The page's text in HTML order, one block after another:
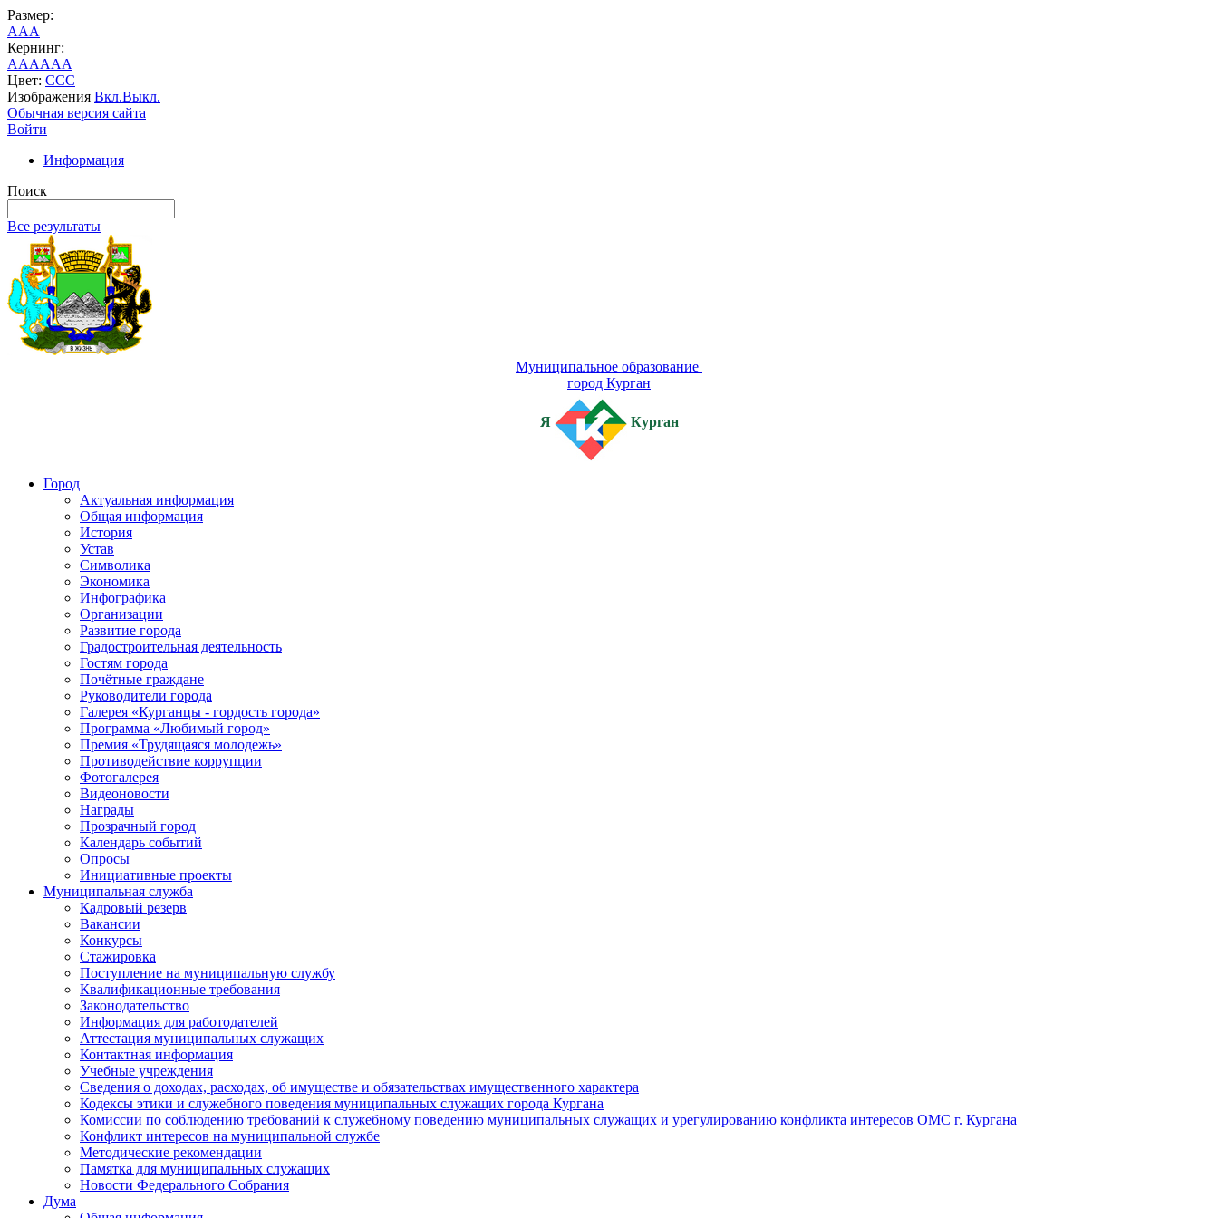
Размер:
AAA
Кернинг:
AAAAAA
Цвет: CCC
Изображения Вкл.Выкл.
Обычная версия сайта
Войти
Информация
Поиск
Все результаты
Муниципальное образование
город Курган
Я Курган
Город
Актуальная информация
Общая информация
История
Устав
Символика
Экономика
Инфографика
Организации
Развитие города
Градостроительная деятельность
Гостям города
Почётные граждане
Руководители города
Галерея «Курганцы - гордость города»
Программа «Любимый город»
Премия «Трудящаяся молодежь»
Противодействие коррупции
Фотогалерея
Видеоновости
Награды
Прозрачный город
Календарь событий
Опросы
Инициативные проекты
Муниципальная служба
Кадровый резерв
Вакансии
Конкурсы
Стажировка
Поступление на муниципальную службу
Квалификационные требования
Законодательство
Информация для работодателей
Аттестация муниципальных служащих
Контактная информация
Учебные учреждения
Сведения о доходах, расходах, об имуществе и обязательствах имущественного характера
Кодексы этики и служебного поведения муниципальных служащих города Кургана
Комиссии по соблюдению требований к служебному поведению муниципальных служащих и урегулированию конфликта интересов ОМС г. Кургана
Конфликт интересов на муниципальной службе
Методические рекомендации
Памятка для муниципальных служащих
Новости Федерального Cобрания
Дума